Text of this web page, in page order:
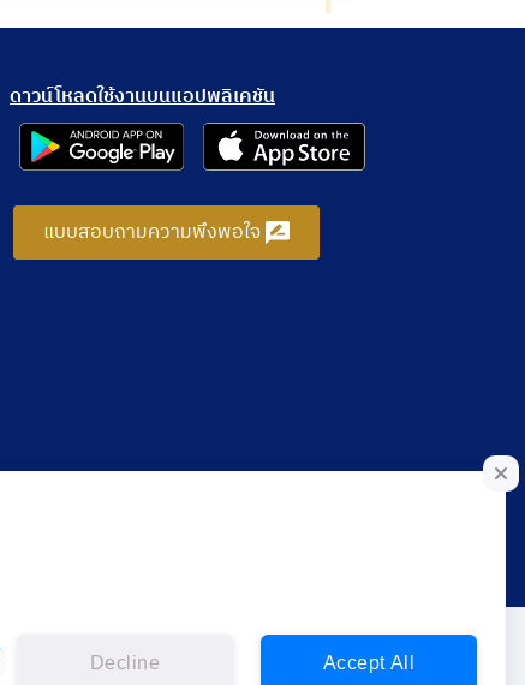
ดาวน์โหลดใช้งานบนแอปพลิเคชัน
แบบสอบถามความพึงพอใจ
Decline Accept All